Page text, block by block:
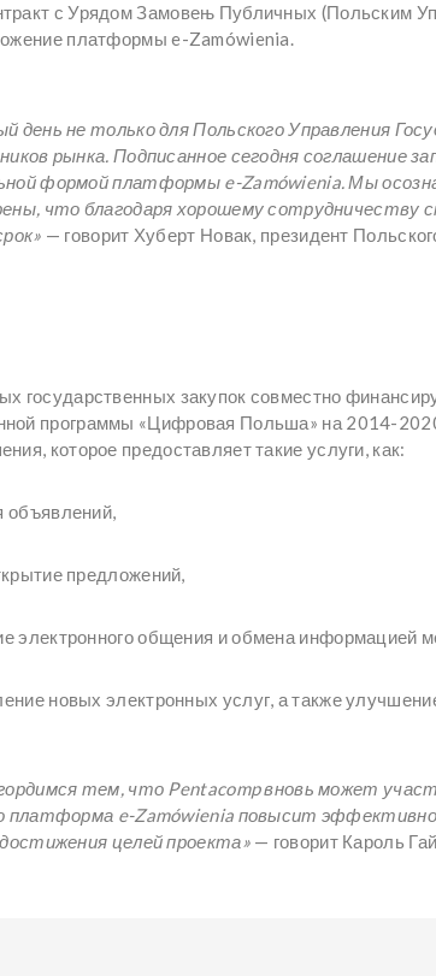
с Урядом Замовењ Публичных (Польским
платформы e-Zamówienia.
день не только для Польского Управления
рынка. Подписанное сегодня соглашение
формой платформы e-Zamówienia. Мы
что благодаря хорошему сотрудничеству
— говорит Хуберт Новак, президент
государственных закупок совместно
программы «Цифровая Польша» на 2014-
которое предоставляет такие услуги, как:
объявлений,
предложений,
электронного общения и обмена информацией
новых электронных услуг, а также
тем, что Pentacomp вновь может
платформа e-Zamówienia повысит
целей проекта»— говорит Кароль